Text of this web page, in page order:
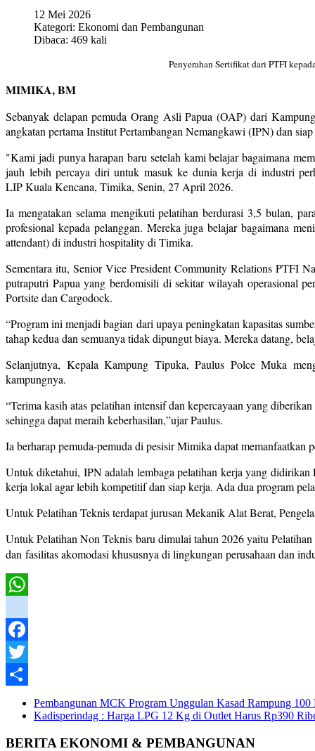
12 Mei 2026
Kategori: Ekonomi dan Pembangunan
Dibaca: 469 kali
Penyerahan Sertifikat dari PTFI
MIMIKA, BM
Sebanyak delapan pemuda Orang Asli Papua (OAP) dari
angkatan pertama Institut Pertambangan Nemangkawi (IPN) dan
"Kami jadi punya harapan baru setelah kami belajar bagaimana
jauh lebih percaya diri untuk masuk ke dunia kerja di industri
LIPKuala Kencana, Timika, Senin, 27 April 2026.
Ia mengatakan selama mengikuti pelatihan berdurasi 3,5 bulan,
profesional kepada pelanggan. Mereka juga belajar bagaimana
attendant) di industri hospitality di Timika.
Sementara itu, Senior Vice President Community Relations PTFI
putraputri Papua yang berdomisili di sekitar wilayah operasional
Portsite dan Cargodock.
“Program ini menjadi bagian dari upaya peningkatan kapasitas
tahap kedua dan semuanya tidak dipungut biaya. Mereka datang,
Selanjutnya, Kepala Kampung Tipuka, Paulus Polce Muka
kampungnya.
“Terima kasih atas pelatihan intensif dan kepercayaan yang
sehingga dapat meraih keberhasilan,”ujar Paulus.
Ia berharap pemuda-pemuda di pesisir Mimika dapat
Untuk diketahui, IPN adalah lembaga pelatihan kerja yang didirikan
kerja lokal agar lebih kompetitif dan siap kerja. Ada dua program
Untuk Pelatihan Teknis terdapat jurusan Mekanik Alat Berat,
Untuk Pelatihan Non Teknis baru dimulai tahun 2026 yaitu
dan fasilitas akomodasi khususnya di lingkungan perusahaan dan
instagram
Facebook
Twitter
Pembangunan MCK Program Unggulan Kasad Rampung 100
Kadisperindag : Harga LPG 12 Kg di Outlet Harus Rp390
BERITA EKONOMI & PEMBANGUNAN